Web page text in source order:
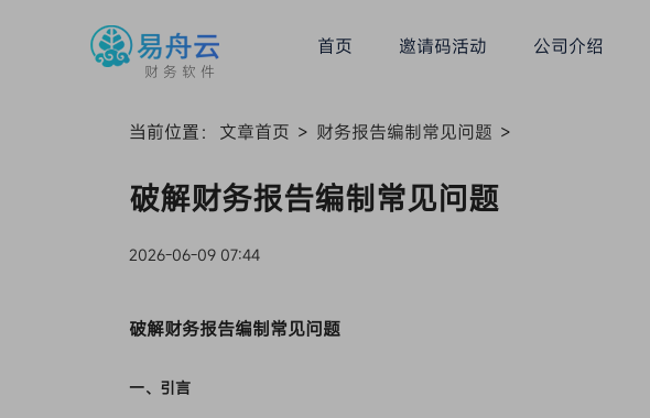
财务软件
首页 邀请码活动 公司介绍
当前位置： 文章首页 > 财务报告编制常见问题 >
破解财务报告编制常见问题
2026-06-09 07:44
破解财务报告编制常见问题
一、引言